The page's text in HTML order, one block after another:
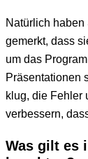
Natürlich haben
gemerkt, dass
um das
Präsentationen
klug, die Fehler
verbessern,
Was gilt es